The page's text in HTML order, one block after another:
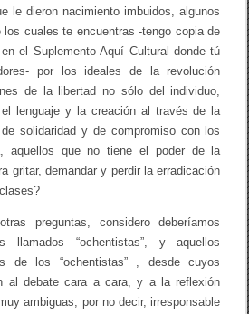
le dieron nacimiento imbuidos, algunos
cuales te encuentras -tengo copia de
el Suplemento Aquí Cultural donde tú
por los ideales de la revolución
de la libertad no sólo del individuo,
lenguaje y la creación al través de la
solidaridad y de compromiso con los
aquellos que no tiene el poder de la
gritar, demandar y perdir la erradicación
preguntas, considero deberíamos
“ochentistas”, y aquellos
de los “ochentistas” , desde cuyos
al debate cara a cara, y a la reflexión
ambiguas, por no decir, irresponsable